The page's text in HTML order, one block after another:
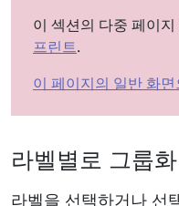
이 섹션의 다중 페이
프린트.
이 페이지의 일반 화
라벨별로 그룹
라벨을 선택하거나 선